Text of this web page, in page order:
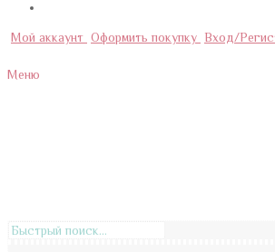
Мой аккаунт Оформить покупку Вход/
Меню